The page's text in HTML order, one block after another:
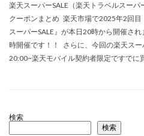
楽天スーパーSALE（楽天トラベルスー
クーポンまとめ 楽天市場で2025年2回
スーパーSALE』が本日20時から開催さ
時開催です！！ さらに、今回の楽天ス
20:00~楽天モバイル契約者限定ですでに
検索
検索